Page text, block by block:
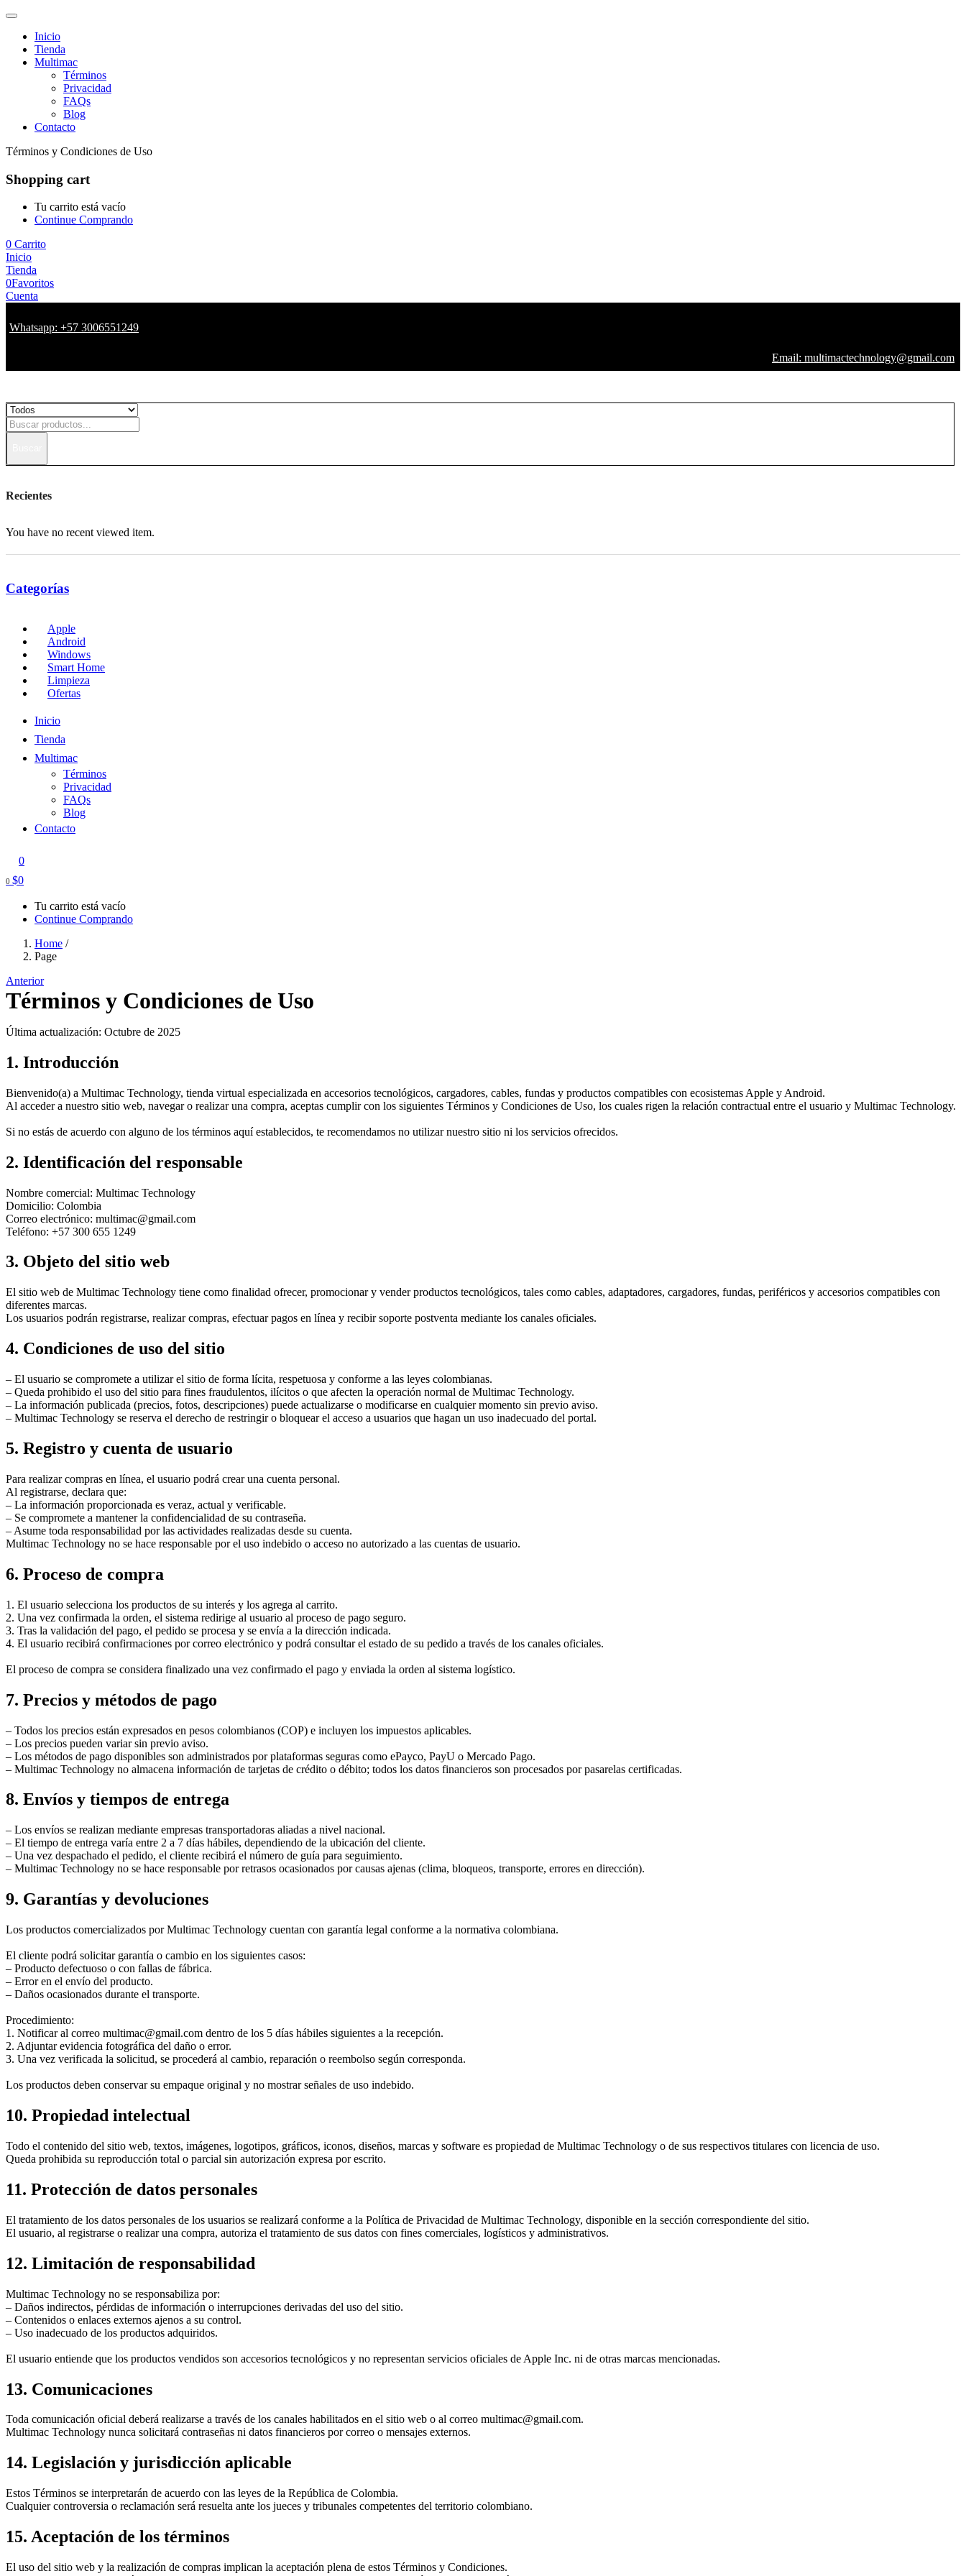
Inicio
Tienda
Multimac
Términos
Privacidad
FAQs
Blog
Contacto
Términos y Condiciones de Uso
Shopping cart
Tu carrito está vacío
Continue Comprando
0 Carrito
Inicio
Tienda
0Favoritos
Cuenta
Whatsapp: +57 3006551249
Email: multimactechnology@gmail.com
Recientes
You have no recent viewed item.
Categorías
Apple
Android
Windows
Smart Home
Limpieza
Ofertas
Inicio
Tienda
Multimac
Términos
Privacidad
FAQs
Blog
Contacto
0
0 $0
Tu carrito está vacío
Continue Comprando
Home /
Page
Anterior
Términos y Condiciones de Uso
Última actualización: Octubre de 2025
1. Introducción
Bienvenido(a) a Multimac Technology, tienda virtual especializada en accesorios tecnológicos, cargadores, cables, fundas y productos compatibles con ecosistemas Apple y Android.
Al acceder a nuestro sitio web, navegar o realizar una compra, aceptas cumplir con los siguientes Términos y Condiciones de Uso, los cuales rigen la relación contractual entre el usuario y Multimac Technology.
Si no estás de acuerdo con alguno de los términos aquí establecidos, te recomendamos no utilizar nuestro sitio ni los servicios ofrecidos.
2. Identificación del responsable
Nombre comercial: Multimac Technology
Domicilio: Colombia
Correo electrónico: multimac@gmail.com
Teléfono: +57 300 655 1249
3. Objeto del sitio web
El sitio web de Multimac Technology tiene como finalidad ofrecer, promocionar y vender productos tecnológicos, tales como cables, adaptadores, cargadores, fundas, periféricos y accesorios compatibles con
diferentes marcas.
Los usuarios podrán registrarse, realizar compras, efectuar pagos en línea y recibir soporte postventa mediante los canales oficiales.
4. Condiciones de uso del sitio
– El usuario se compromete a utilizar el sitio de forma lícita, respetuosa y conforme a las leyes colombianas.
– Queda prohibido el uso del sitio para fines fraudulentos, ilícitos o que afecten la operación normal de Multimac Technology.
– La información publicada (precios, fotos, descripciones) puede actualizarse o modificarse en cualquier momento sin previo aviso.
– Multimac Technology se reserva el derecho de restringir o bloquear el acceso a usuarios que hagan un uso inadecuado del portal.
5. Registro y cuenta de usuario
Para realizar compras en línea, el usuario podrá crear una cuenta personal.
Al registrarse, declara que:
– La información proporcionada es veraz, actual y verificable.
– Se compromete a mantener la confidencialidad de su contraseña.
– Asume toda responsabilidad por las actividades realizadas desde su cuenta.
Multimac Technology no se hace responsable por el uso indebido o acceso no autorizado a las cuentas de usuario.
6. Proceso de compra
1. El usuario selecciona los productos de su interés y los agrega al carrito.
2. Una vez confirmada la orden, el sistema redirige al usuario al proceso de pago seguro.
3. Tras la validación del pago, el pedido se procesa y se envía a la dirección indicada.
4. El usuario recibirá confirmaciones por correo electrónico y podrá consultar el estado de su pedido a través de los canales oficiales.
El proceso de compra se considera finalizado una vez confirmado el pago y enviada la orden al sistema logístico.
7. Precios y métodos de pago
– Todos los precios están expresados en pesos colombianos (COP) e incluyen los impuestos aplicables.
– Los precios pueden variar sin previo aviso.
– Los métodos de pago disponibles son administrados por plataformas seguras como ePayco, PayU o Mercado Pago.
– Multimac Technology no almacena información de tarjetas de crédito o débito; todos los datos financieros son procesados por pasarelas certificadas.
8. Envíos y tiempos de entrega
– Los envíos se realizan mediante empresas transportadoras aliadas a nivel nacional.
– El tiempo de entrega varía entre 2 a 7 días hábiles, dependiendo de la ubicación del cliente.
– Una vez despachado el pedido, el cliente recibirá el número de guía para seguimiento.
– Multimac Technology no se hace responsable por retrasos ocasionados por causas ajenas (clima, bloqueos, transporte, errores en dirección).
9. Garantías y devoluciones
Los productos comercializados por Multimac Technology cuentan con garantía legal conforme a la normativa colombiana.
El cliente podrá solicitar garantía o cambio en los siguientes casos:
– Producto defectuoso o con fallas de fábrica.
– Error en el envío del producto.
– Daños ocasionados durante el transporte.
Procedimiento:
1. Notificar al correo multimac@gmail.com dentro de los 5 días hábiles siguientes a la recepción.
2. Adjuntar evidencia fotográfica del daño o error.
3. Una vez verificada la solicitud, se procederá al cambio, reparación o reembolso según corresponda.
Los productos deben conservar su empaque original y no mostrar señales de uso indebido.
10. Propiedad intelectual
Todo el contenido del sitio web, textos, imágenes, logotipos, gráficos, iconos, diseños, marcas y software es propiedad de Multimac Technology o de sus respectivos titulares con licencia de uso.
Queda prohibida su reproducción total o parcial sin autorización expresa por escrito.
11. Protección de datos personales
El tratamiento de los datos personales de los usuarios se realizará conforme a la Política de Privacidad de Multimac Technology, disponible en la sección correspondiente del sitio.
El usuario, al registrarse o realizar una compra, autoriza el tratamiento de sus datos con fines comerciales, logísticos y administrativos.
12. Limitación de responsabilidad
Multimac Technology no se responsabiliza por:
– Daños indirectos, pérdidas de información o interrupciones derivadas del uso del sitio.
– Contenidos o enlaces externos ajenos a su control.
– Uso inadecuado de los productos adquiridos.
El usuario entiende que los productos vendidos son accesorios tecnológicos y no representan servicios oficiales de Apple Inc. ni de otras marcas mencionadas.
13. Comunicaciones
Toda comunicación oficial deberá realizarse a través de los canales habilitados en el sitio web o al correo multimac@gmail.com.
Multimac Technology nunca solicitará contraseñas ni datos financieros por correo o mensajes externos.
14. Legislación y jurisdicción aplicable
Estos Términos se interpretarán de acuerdo con las leyes de la República de Colombia.
Cualquier controversia o reclamación será resuelta ante los jueces y tribunales competentes del territorio colombiano.
15. Aceptación de los términos
El uso del sitio web y la realización de compras implican la aceptación plena de estos Términos y Condiciones.